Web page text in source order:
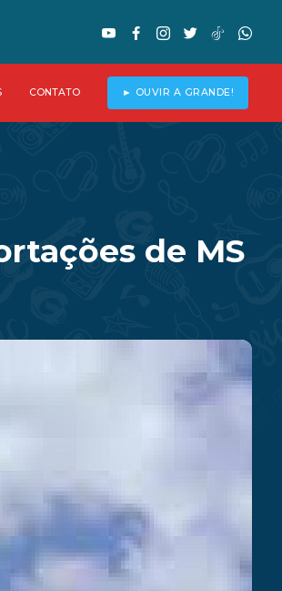
CONTATO ► OUVIR A GRANDE!
de MS